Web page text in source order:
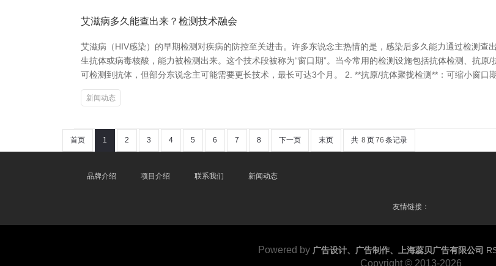
艾滋病多久能查出来？检测技术融会
艾滋病（HIV感染）的早期检测对疾病的防控至关进击。许多东说念主热情的是，感染后多久能力通过检测查
生抗体或病毒核酸，能力被检测出来。这个技术段被称为“窗口期”。当今常用的检测设施包括抗体检测、抗
可检测到抗体，但部分东说念主可能需要更长技术，最长可达3个月。 2. **抗原/抗体聚拢检测**：可缩小窗口
新闻动态
首页 1 2 3 4 5 6 7 8 下一页 末页 共 8 页76 条记录
品牌介绍 项目介绍 联系我们 新闻动态
友情链接：
Powered by 广告设计、广告制作、上海蕊贝广告有限公司
Copyright © 2013-2026